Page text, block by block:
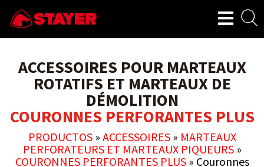
ACCESSOIRES POUR MARTEAUX
ROTATIFS ET MARTEAUX DE
DÉMOLITION
COURONNES PERFORANTES PLUS
PRODUCTOS» ACCESSOIRES» MARTEAUX
PERFORATEURS ET MARTEAUX PIQUEURS»
COURONNES PERFORANTES PLUS» Couronnes